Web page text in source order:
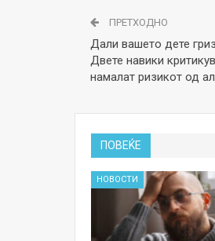
ПРЕТХОДНО
Дали вашето дете
Двете навики
намалат ризикот од
ПОВЕЌЕ
НОВОСТИ